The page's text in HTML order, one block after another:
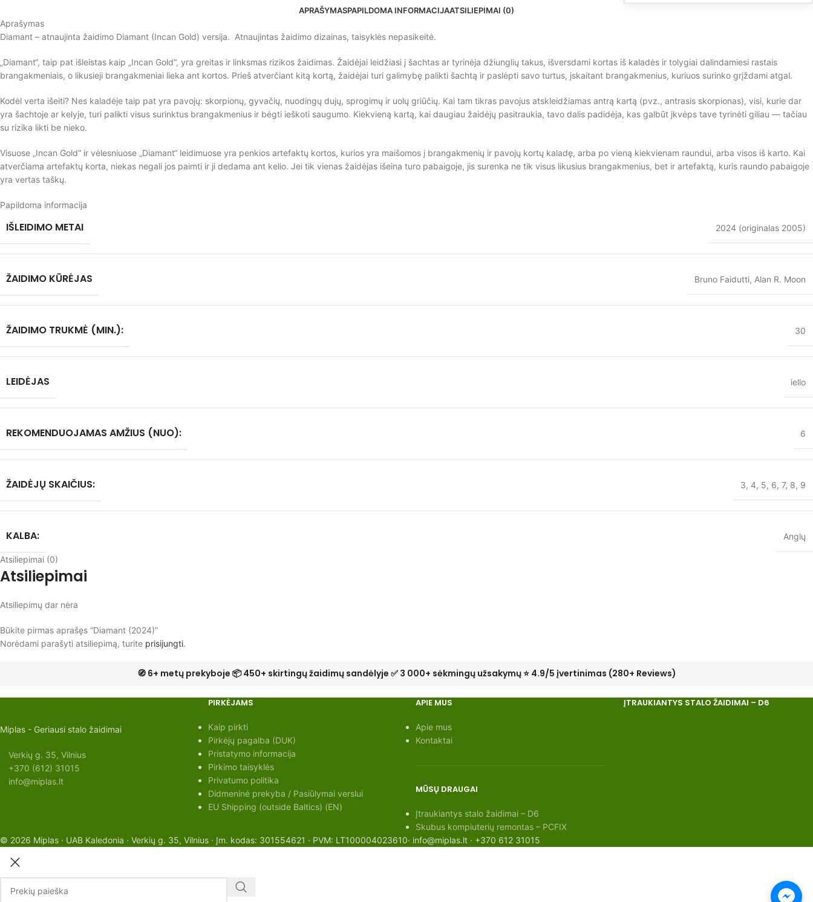
APRAŠYMASPAPILDOMA INFORMACIJAATSILIEPIMAI (0)
Aprašymas
Diamant – atnaujinta žaidimo Diamant (Incan Gold) versija. Atnaujintas žaidimo dizainas, taisyklės nepasikeitė.
„Diamant“, taip pat išleistas kaip „Incan Gold“, yra greitas ir linksmas rizikos žaidimas. Žaidėjai leidžiasi į šachtas ar tyrinėja džiunglių takus, išversdami kortas iš kaladės ir tolygiai dalindamiesi rastais
brangakmeniais, o likusieji brangakmeniai lieka ant kortos. Prieš atverčiant kitą kortą, žaidėjai turi galimybę palikti šachtą ir paslėpti savo turtus, įskaitant brangakmenius, kuriuos surinko grįždami atgal.
Kodėl verta išeiti? Nes kaladėje taip pat yra pavojų: skorpionų, gyvačių, nuodingų dujų, sprogimų ir uolų griūčių. Kai tam tikras pavojus atskleidžiamas antrą kartą (pvz., antrasis skorpionas), visi, kurie dar
yra šachtoje ar kelyje, turi palikti visus surinktus brangakmenius ir bėgti ieškoti saugumo. Kiekvieną kartą, kai daugiau žaidėjų pasitraukia, tavo dalis padidėja, kas galbūt įkvėps tave tyrinėti giliau — tačiau
su rizika likti be nieko.
Visuose „Incan Gold“ ir vėlesniuose „Diamant“ leidimuose yra penkios artefaktų kortos, kurios yra maišomos į brangakmenių ir pavojų kortų kaladę, arba po vieną kiekvienam raundui, arba visos iš karto. Kai
atverčiama artefaktų korta, niekas negali jos paimti ir ji dedama ant kelio. Jei tik vienas žaidėjas išeina turo pabaigoje, jis surenka ne tik visus likusius brangakmenius, bet ir artefaktą, kuris raundo pabaigoje
yra vertas taškų.
Papildoma informacija
IŠLEIDIMO METAI 2024 (originalas 2005)
ŽAIDIMO KŪRĖJAS Bruno Faidutti, Alan R. Moon
ŽAIDIMO TRUKMĖ (MIN.): 30
LEIDĖJAS iello
REKOMENDUOJAMAS AMŽIUS (NUO): 6
ŽAIDĖJŲ SKAIČIUS: 3, 4, 5, 6, 7, 8, 9
KALBA: Anglų
Atsiliepimai (0)
Atsiliepimai
Atsiliepimų dar nėra
Būkite pirmas aprašęs “Diamant (2024)”
Norėdami parašyti atsiliepimą, turite prisijungti.
🧭 6+ metų prekyboje 📦 450+ skirtingų žaidimų sandėlyje ✅ 3 000+ sėkmingų užsakymų ⭐ 4.9/5 įvertinimas (280+ Reviews)
Miplas - Geriausi stalo žaidimai
Verkių g. 35, Vilnius
+370 (612) 31015
info@miplas.lt
PIRKĖJAMS
Kaip pirkti
Pirkėjų pagalba (DUK)
Pristatymo informacija
Pirkimo taisyklės
Privatumo politika
Didmeninė prekyba / Pasiūlymai verslui
EU Shipping (outside Baltics) (EN)
APIE MUS
Apie mus
Kontaktai
MŪSŲ DRAUGAI
Įtraukiantys stalo žaidimai – D6
Skubus kompiuterių remontas – PCFIX
ĮTRAUKIANTYS STALO ŽAIDIMAI – D6
© 2026 Miplas · UAB Kaledonia · Verkių g. 35, Vilnius · Įm. kodas: 301554621 · PVM: LT100004023610· info@miplas.lt · +370 612 31015